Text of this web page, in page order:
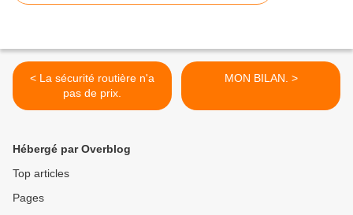
< La sécurité routière n'a
pas de prix.
MON BILAN. >
Hébergé par Overblog
Top articles
Pages